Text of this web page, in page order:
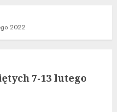
2022
7-13 lutego